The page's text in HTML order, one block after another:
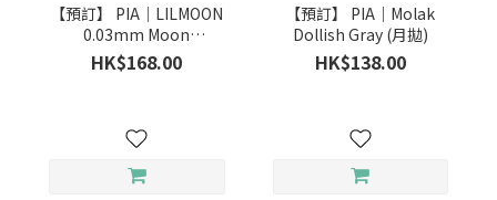
【預訂】 PIA｜LILMOON
0.03mm Moon
Champagne(日拋)
HK$168.00
【預訂】 PIA｜Molak
Dollish Gray (月拋)
HK$138.00